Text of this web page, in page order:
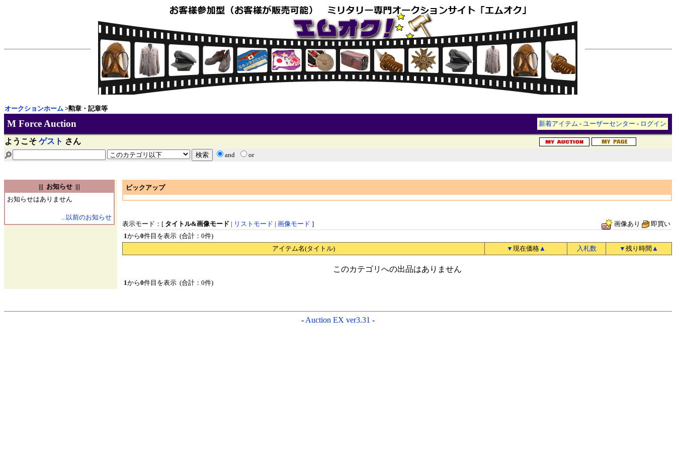
オークションホーム >勲章・記章等
M Force Auction 新着アイテム - ユーザーセンター - ログイン
ようこそ ゲスト さん
and or
||| お知らせ |||
お知らせはありません
...以前のお知らせ
ピックアップ
表示モード：[ タイトル&画像モード | リストモード | 画像モード ] 画像あり
即買い
1から0件目を表示 (合計：0件)
アイテム名(タイトル)
▼ 現在価格▲ 入札数 ▼ 残り時間 ▲
このカテゴリへの出品はありません
1から0件目を表示 (合計：0件)
- Auction EX ver3.31 -